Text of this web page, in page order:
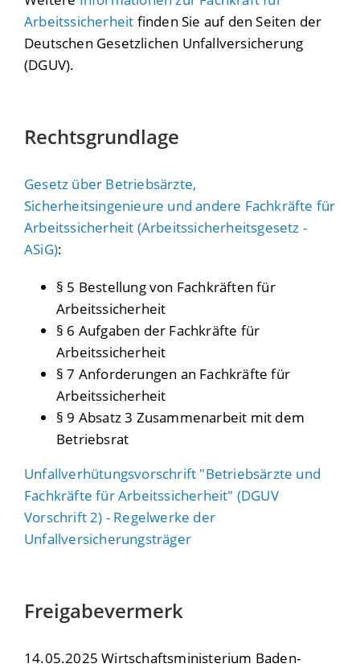
Arbeitssicherheit finden Sie auf den Seiten der
Deutschen Gesetzlichen Unfallversicherung
(DGUV).
Rechtsgrundlage
Gesetz über Betriebsärzte,
Sicherheitsingenieure und andere Fachkräfte für
Arbeitssicherheit (Arbeitssicherheitsgesetz -
ASiG):
§ 5 Bestellung von Fachkräften für
Arbeitssicherheit
§ 6 Aufgaben der Fachkräfte für
Arbeitssicherheit
§ 7 Anforderungen an Fachkräfte für
Arbeitssicherheit
§ 9 Absatz 3 Zusammenarbeit mit dem
Betriebsrat
Unfallverhütungsvorschrift "Betriebsärzte und
Fachkräfte für Arbeitssicherheit" (DGUV
Vorschrift 2) - Regelwerke der
Unfallversicherungsträger
Freigabevermerk
14.05.2025 Wirtschaftsministerium Baden-